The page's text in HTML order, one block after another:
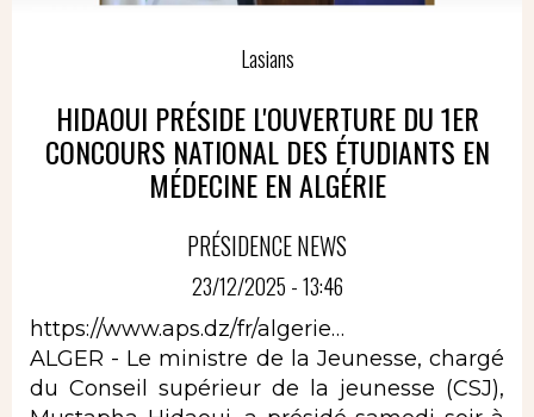
Lasians
HIDAOUI PRÉSIDE L'OUVERTURE DU 1ER
CONCOURS NATIONAL DES ÉTUDIANTS EN
MÉDECINE EN ALGÉRIE
PRÉSIDENCE NEWS
23/12/2025 - 13:46
https://www.aps.dz/fr/algerie…
ALGER - Le ministre de la Jeunesse, chargé
du Conseil supérieur de la jeunesse (CSJ),